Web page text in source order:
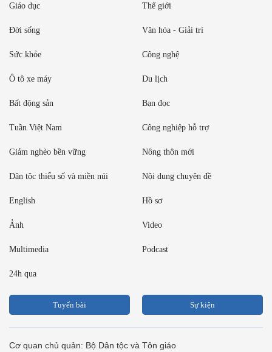
Giáo dục Thế giới
Đời sống Văn hóa - Giải trí
Sức khỏe Công nghệ
Ô tô xe máy Du lịch
Bất động sản Bạn đọc
Tuần Việt Nam Công nghiệp hỗ trợ
Giảm nghèo bền vững Nông thôn mới
Dân tộc thiểu số và miền núi Nội dung chuyên đề
English Hồ sơ
Ảnh Video
Multimedia Podcast
24h qua
Tuyến bài Sự kiện
Cơ quan chủ quản: Bộ Dân tộc và Tôn giáo